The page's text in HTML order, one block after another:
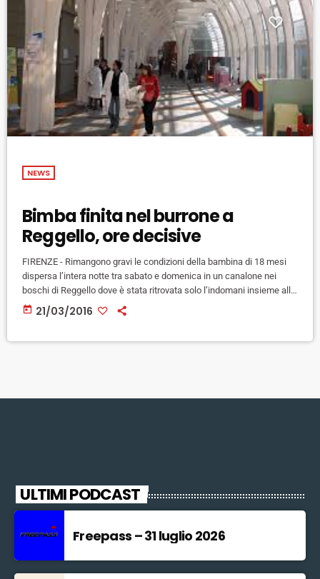
NEWS
Bimba finita nel burrone a
Reggello, ore decisive
FIRENZE - Rimangono gravi le condizioni della bambina di 18 mesi
dispersa l’intera notte tra sabato e domenica in un canalone nei
boschi di Reggello dove è stata ritrovata solo l’indomani insieme alla
nonna, 63 anni, che la stava portando a fare una passeggiata. La
bambina è ricoverata all’ospedale pediatrico Meyer di Firenze dove i
today 21/03/2016
ULTIMI PODCAST
Freepass – 31 luglio 2026